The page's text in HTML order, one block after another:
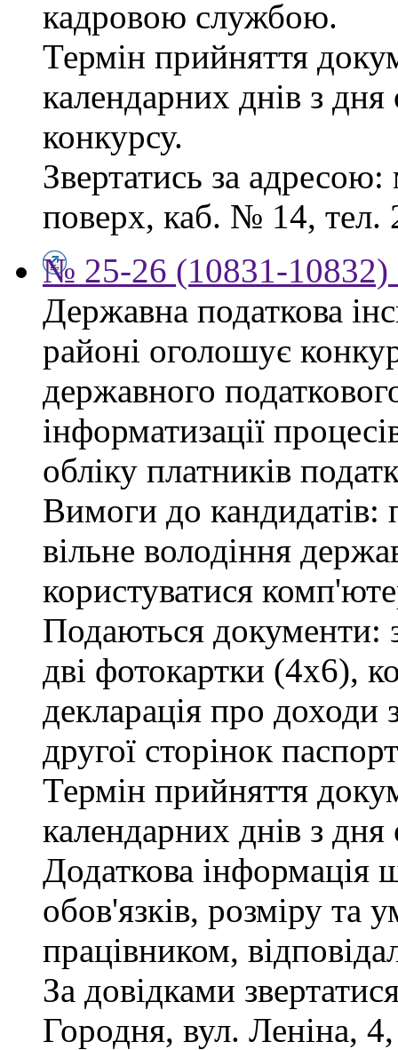
кадровою службою.
Термін прийняття
календарних днів з
конкурсу.
Звертатись за
поверх, каб. № 14, тел.
№ 25-26 (10831-10832)
Державна податкова
районі оголошує
державного
інформатизації
обліку платників
Вимоги до кандидатів:
вільне володіння
користуватися
Подаються документи:
дві фотокартки (4х6),
декларація про доходи
другої сторінок
Термін прийняття
календарних днів з
Додаткова інформація
обов'язків, розміру та
працівником,
За довідками
Городня, вул. Леніна,